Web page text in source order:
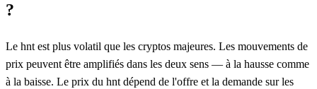
?
Le hnt est plus volatil que les cryptos majeures. Les mouvements de
prix peuvent être amplifiés dans les deux sens — à la hausse comme
à la baisse. Le prix du hnt dépend de l'offre et la demande sur les